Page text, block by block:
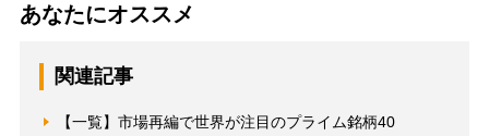
あなたにオススメ
関連記事
【一覧】市場再編で世界が注目のプライム銘柄40